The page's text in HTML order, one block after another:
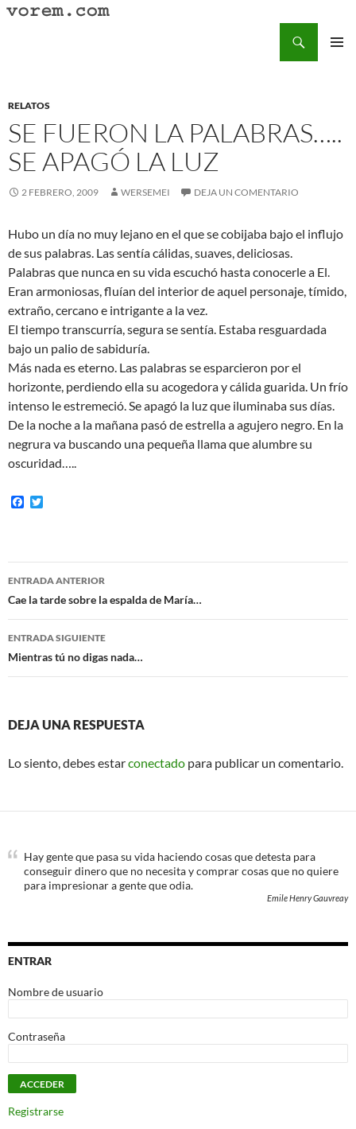
Saltar
RELATOS
SE FUERON LA PALABRAS…..
SE APAGÓ LA LUZ
2 FEBRERO, 2009 WERSEMEI DEJA UN COMENTARIO
Hubo un día no muy lejano en el que se cobijaba bajo el influjo
de sus palabras. Las sentía cálidas, suaves, deliciosas.
Palabras que nunca en su vida escuchó hasta conocerle a El.
Eran armoniosas, fluían del interior de aquel personaje, tímido,
extraño, cercano e intrigante a la vez.
El tiempo transcurría, segura se sentía. Estaba resguardada
bajo un palio de sabiduría.
Más nada es eterno. Las palabras se esparcieron por el
horizonte, perdiendo ella su acogedora y cálida guarida. Un frío
intenso le estremeció. Se apagó la luz que iluminaba sus días.
De la noche a la mañana pasó de estrella a agujero negro. En la
negrura va buscando una pequeña llama que alumbre su
oscuridad…..
F
o
o
e
r
Navegación
de
entradas
ENTRADA ANTERIOR
Cae la tarde sobre la espalda de María…
ENTRADA SIGUIENTE
Mientras tú no digas nada…
DEJA UNA RESPUESTA
Lo siento, debes estarconectado para publicar un comentario.
Hay gente que pasa su vida haciendo cosas que detesta para
conseguir dinero que no necesita y comprar cosas que no quiere
para impresionar a gente que odia.
Emile Henry Gauvreay
ENTRAR
Nombre de usuario
Contraseña
Registrarse